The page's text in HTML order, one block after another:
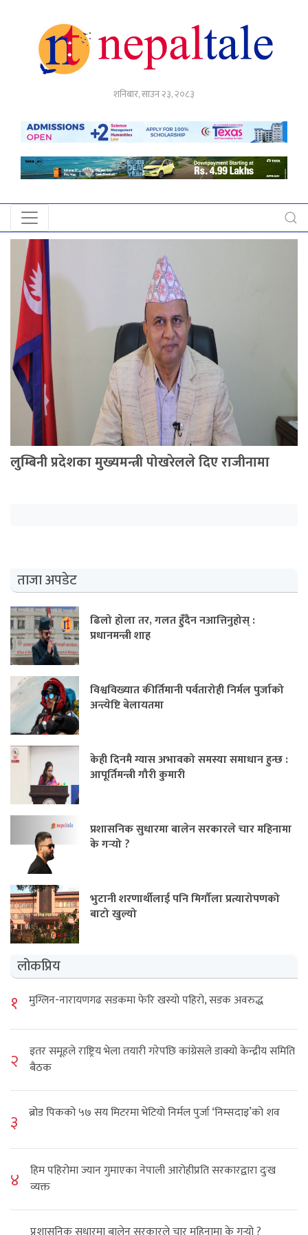
शनिबार, साउन २३, २०८३
अर्थ
नेपाल
प्रदेश
खबर
अन्तर्राष्ट्रिय
युके
अपडेट
खेलकुद
स्वास्थ्य/
जिबनशैली
लुम्बिनी प्रदेशका मुख्यमन्त्री पोखरेलले दिए राजीनामा
ताजा अपडेट
ढिलो होला तर, गलत हुँदैन नआत्तिनुहोस् :
प्रधानमन्त्री शाह
विश्वविख्यात कीर्तिमानी पर्वतारोही निर्मल पुर्जाको
अन्त्येष्टि बेलायतमा
केही दिनमै ग्यास अभावको समस्या समाधान हुन्छ :
आपूर्तिमन्त्री गौरी कुमारी
प्रशासनिक सुधारमा बालेन सरकारले चार महिनामा
के गर्‍यो ?
भुटानी शरणार्थीलाई पनि मिर्गौला प्रत्यारोपणको
बाटो खुल्यो
लोकप्रिय
१ मुग्लिन-नारायणगढ सडकमा फेरि खस्यो पहिरो, सडक अवरुद्ध
२
इतर समूहले राष्ट्रिय भेला तयारी गरेपछि कांग्रेसले डाक्यो केन्द्रीय समिति
बैठक
३ ब्रोड पिकको ५७ सय मिटरमा भेटियो निर्मल पुर्जा ‘निम्सदाइ’को शव
४
हिम पहिरोमा ज्यान गुमाएका नेपाली आरोहीप्रति सरकारद्वारा दुःख
व्यक्त